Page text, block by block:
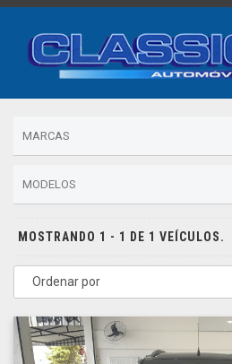
MARCAS
MODELOS
MOSTRANDO 1 - 1 DE 1 VEÍCULOS.
Ordenar por